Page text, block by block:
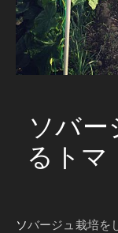
ソバ
るトマ
ソバージュ栽培をしているトマト。いい感じになってきた。